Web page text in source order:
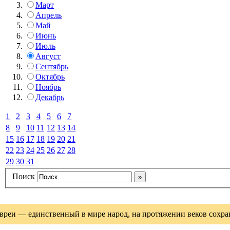
Март
Апрель
Май
Июнь
Июль
Август
Сентябрь
Октябрь
Ноябрь
Декабрь
1 2 3 4 5 6
7
8
9 10 11 12 13 14
15 16 17 18 19 20 21
22 23 24 25 26 27 28
29 30 31
Поиск
— единственный в мире народ, на протяжении веков